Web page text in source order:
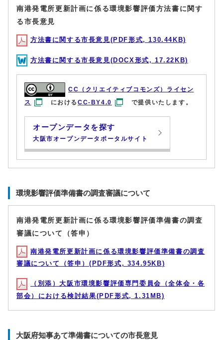
南港発電所更新計画に係る環境影響評価方法書に関す
る市長意見
方法書に関する市長意見(PDF形式, 130.44KB)
方法書に関する市長意見(DOCX形式, 17.22KB)
CC（クリエイティブコモンズ）ライセン
ス
におけるCC-BY4.0 で提供いたします。
オープンデータを探す
大阪市オープンデータポータルサイト
環境影響評価準備書の調査審議について
南港発電所更新計画に係る環境影響評価準備書の調査
審議について（答申）
南港発電所更新計画に係る環境影響評価準備書の調査
審議について（答申）(PDF形式, 334.95KB)
（別添）大阪市環境影響評価専門委員会（全体会・各
部会）における検討結果(PDF形式, 1.31MB)
大阪府知事あて準備書についての市長意見